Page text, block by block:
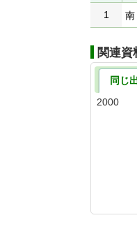
1
南
関連資
同じ
2000